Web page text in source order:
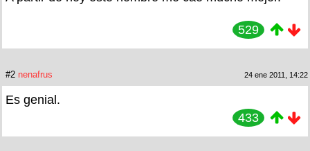
529
#2 nenafrus 24 ene 2011, 14:22
Es genial.
433